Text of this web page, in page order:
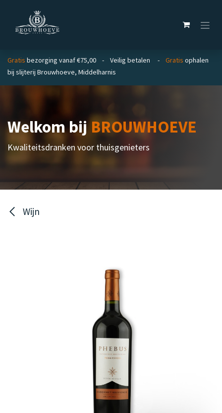
Gratis bezorging vanaf €75,00 - Veilig betalen - Gratis ophalen
bij slijterij Brouwhoeve, Middelharnis
Welkom bijBROUWHOEVE
Kwaliteitsdranken voor thuisgenieters
Wijn